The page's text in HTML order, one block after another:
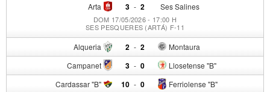
Arta 3 - Ses Salines
2
DOM 17/05/2026 - 17:00 H
SES PESQUERES (ARTÁ) F-11
Alqueria 2 - Montaura
2
Campanet 3 - Llosetense "B"
0
Cardassar "B" 10 - Ferriolense "B"
0